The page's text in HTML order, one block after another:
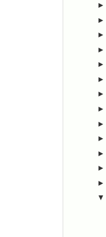
►
►
►
►
►
►
►
►
►
►
►
►
►
▼